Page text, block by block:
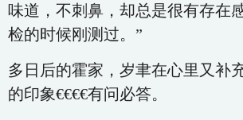
味道，不刺鼻，却总是很有存在
检的时候刚测过。”
多日后的霍家，岁聿在心里又补
的印象€€€€有问必答。